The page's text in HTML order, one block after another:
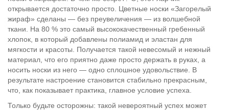
открывается достаточно просто. Цветные носки «Загорелый
жираф» сделаны — без преувеличения — из волшебной
ткани. На 80 % это самый высококачественный гребенный
хлопок, в который добавлены полиамид и эластан для
мягкости и красоты. Получается такой невесомый и нежный
материал, что его приятно даже просто держать в руках, а
носить носки из него — одно сплошное удовольствие. В
результате настроение становится стабильно прекрасным,
что, как показывает практика, главное условие успеха.
Только будьте осторожны: такой невероятный успех может